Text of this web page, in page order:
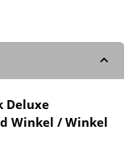
Deluxe
Winkel / Winkel